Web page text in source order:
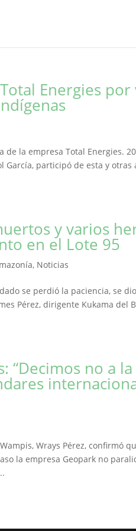
Energies
la empresa Total Energies.
participó de esta y
y varios
en el Lote 95
, Noticias
se perdió la paciencia, se
Pérez, dirigente Kukama del
“Decimos no a
Wrays Pérez, confirmó
la empresa Geopark no